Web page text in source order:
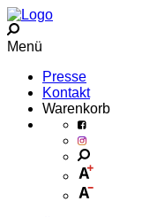
Menü
Presse
Kontakt
Warenkorb